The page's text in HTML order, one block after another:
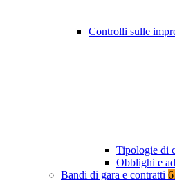
Controlli sulle
Tipologie di
Obblighi e
Bandi di gara e contratti